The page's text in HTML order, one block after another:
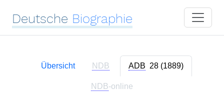
Deutsche Biographie
Übersicht NDB ADB 28 (1889)
NDB-online